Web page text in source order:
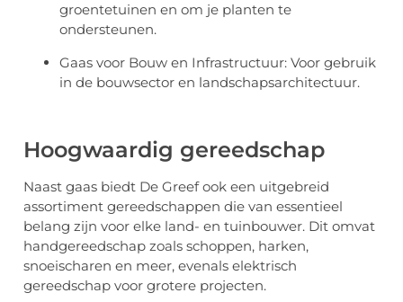
groentetuinen en om je planten te
ondersteunen.
Gaas voor Bouw en Infrastructuur: Voor gebruik
in de bouwsector en landschapsarchitectuur.
Hoogwaardig gereedschap
Naast gaas biedt De Greef ook een uitgebreid
assortiment gereedschappen die van essentieel
belang zijn voor elke land- en tuinbouwer. Dit omvat
handgereedschap zoals schoppen, harken,
snoeischaren en meer, evenals elektrisch
gereedschap voor grotere projecten.